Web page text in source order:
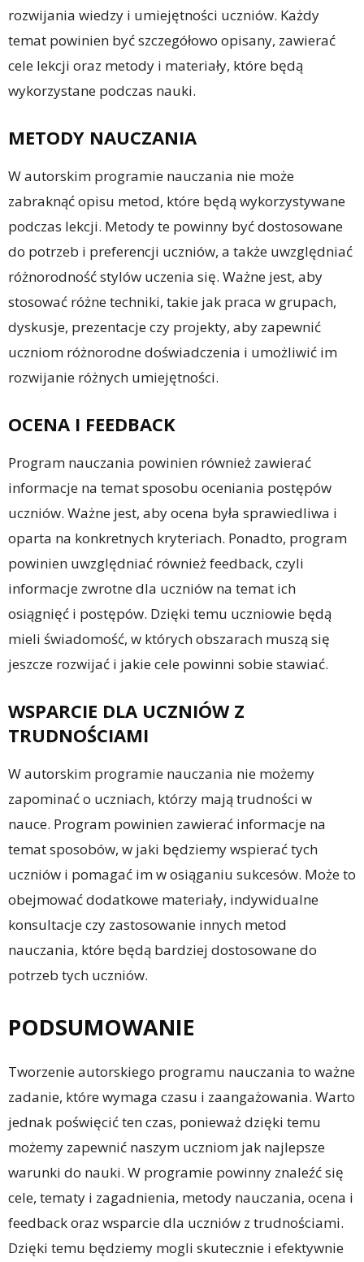
rozwijania wiedzy i umiejętności uczniów. Każdy
temat powinien być szczegółowo opisany, zawierać
cele lekcji oraz metody i materiały, które będą
wykorzystane podczas nauki.
METODY NAUCZANIA
W autorskim programie nauczania nie może
zabraknąć opisu metod, które będą wykorzystywane
podczas lekcji. Metody te powinny być dostosowane
do potrzeb i preferencji uczniów, a także uwzględniać
różnorodność stylów uczenia się. Ważne jest, aby
stosować różne techniki, takie jak praca w grupach,
dyskusje, prezentacje czy projekty, aby zapewnić
uczniom różnorodne doświadczenia i umożliwić im
rozwijanie różnych umiejętności.
OCENA I FEEDBACK
Program nauczania powinien również zawierać
informacje na temat sposobu oceniania postępów
uczniów. Ważne jest, aby ocena była sprawiedliwa i
oparta na konkretnych kryteriach. Ponadto, program
powinien uwzględniać również feedback, czyli
informacje zwrotne dla uczniów na temat ich
osiągnięć i postępów. Dzięki temu uczniowie będą
mieli świadomość, w których obszarach muszą się
jeszcze rozwijać i jakie cele powinni sobie stawiać.
WSPARCIE DLA UCZNIÓW Z
TRUDNOŚCIAMI
W autorskim programie nauczania nie możemy
zapominać o uczniach, którzy mają trudności w
nauce. Program powinien zawierać informacje na
temat sposobów, w jaki będziemy wspierać tych
uczniów i pomagać im w osiąganiu sukcesów. Może to
obejmować dodatkowe materiały, indywidualne
konsultacje czy zastosowanie innych metod
nauczania, które będą bardziej dostosowane do
potrzeb tych uczniów.
PODSUMOWANIE
Tworzenie autorskiego programu nauczania to ważne
zadanie, które wymaga czasu i zaangażowania. Warto
jednak poświęcić ten czas, ponieważ dzięki temu
możemy zapewnić naszym uczniom jak najlepsze
warunki do nauki. W programie powinny znaleźć się
cele, tematy i zagadnienia, metody nauczania, ocena i
feedback oraz wsparcie dla uczniów z trudnościami.
Dzięki temu będziemy mogli skutecznie i efektywnie